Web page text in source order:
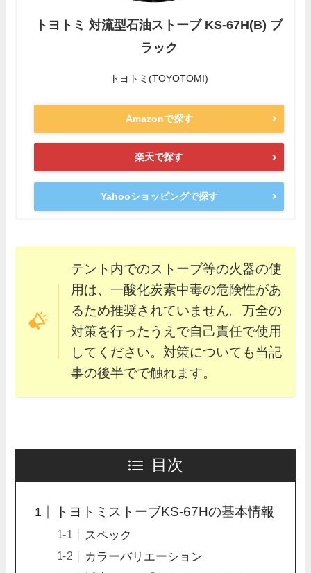
トヨトミ 対流型石油ストーブ KS-67H(B) ブ
ラック
トヨトミ(TOYOTOMI)
Amazonで探す
楽天で探す
Yahooショッピングで探す
テント内でのストーブ等の火器の使
用は、一酸化炭素中毒の危険性があ
るため推奨されていません。万全の
対策を行ったうえで自己責任で使用
してください。対策についても当記
事の後半でで触れます。
目次
トヨトミストーブKS-67Hの基本情報
スペック
カラーバリエーション